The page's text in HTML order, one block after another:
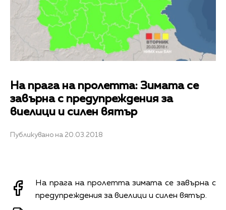
На прага на пролетта: Зимата се
завърна с предупреждения за
виелици и силен вятър
Публикувано на 20.03.2018
На прага на пролетта зимата се завърна с
предупреждения за виелици и силен вятър.